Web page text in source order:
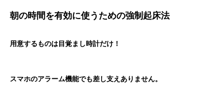
朝の時間を有効に使うための強制起床法
用意するものは目覚まし時計だけ！
スマホのアラーム機能でも差し支えありません。